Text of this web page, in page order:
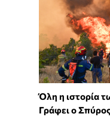
Όλη η ιστορία
Γράφει ο